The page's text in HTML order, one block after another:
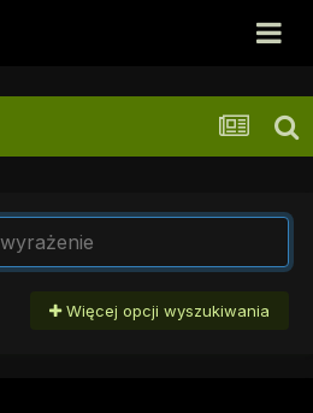
Więcej opcji wyszukiwania